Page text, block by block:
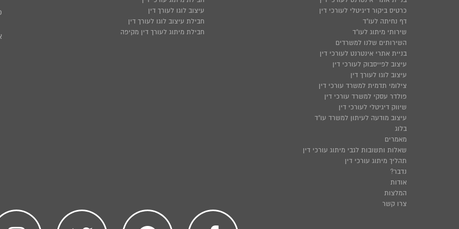
כרטיס ביקור דיגיטלי לעורכי דין
דף נחיתה לעו"ד
שירותי מיתוג לעו"ד
השירותים שלנו למשרדים
בניית אתרי אינטרנט לעורכי דין
עיצוב לפייסבוק לעורכי דין
עיצוב לוגו לעורך דין
צילומי תדמית למשרד עורכי דין
פולדר עסקי למשרד עורכי דין
שיווק דיגיטלי לעורכי דין
עיצוב מודעה לעיתון למשרד עו"ד
בלוג
מאמרים
שאלות ותשובות לגבי מיתוג עורכי דין
תהליך מיתוג עורכי דין
נדבר?
אודות
המלצות
צרו קשר
עיצוב לוגו לעורך דין
חבילת עיצוב לוגו לעורך דין
חבילת מיתוג לעורך דין מקיפה